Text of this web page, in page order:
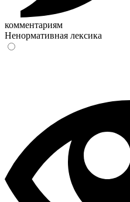
комментариям
Ненормативная лексика